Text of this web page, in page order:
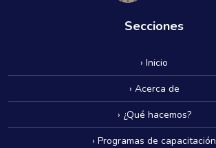
Secciones
› Inicio
› Acerca de
› ¿Qué hacemos?
› Programas de capacitación